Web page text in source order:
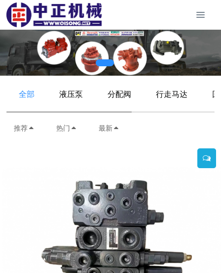
全部 液压泵 分配阀 行走马达
推荐 热门 最新